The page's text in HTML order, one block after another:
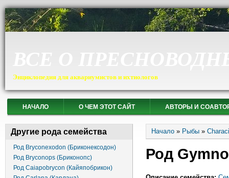
Энциклопедия для аквариумистов и ихтиологов
НАЧАЛО О ЧЕМ ЭТОТ САЙТ АВТОРЫ И
Другие рода семейства
Род Bryconexodon (Бриконексодон)
Род Bryconops (Бриконопс)
Род Caiapobrycon (Кайяпобрикон)
Вы здесь
Начало » Рыбы »
Род